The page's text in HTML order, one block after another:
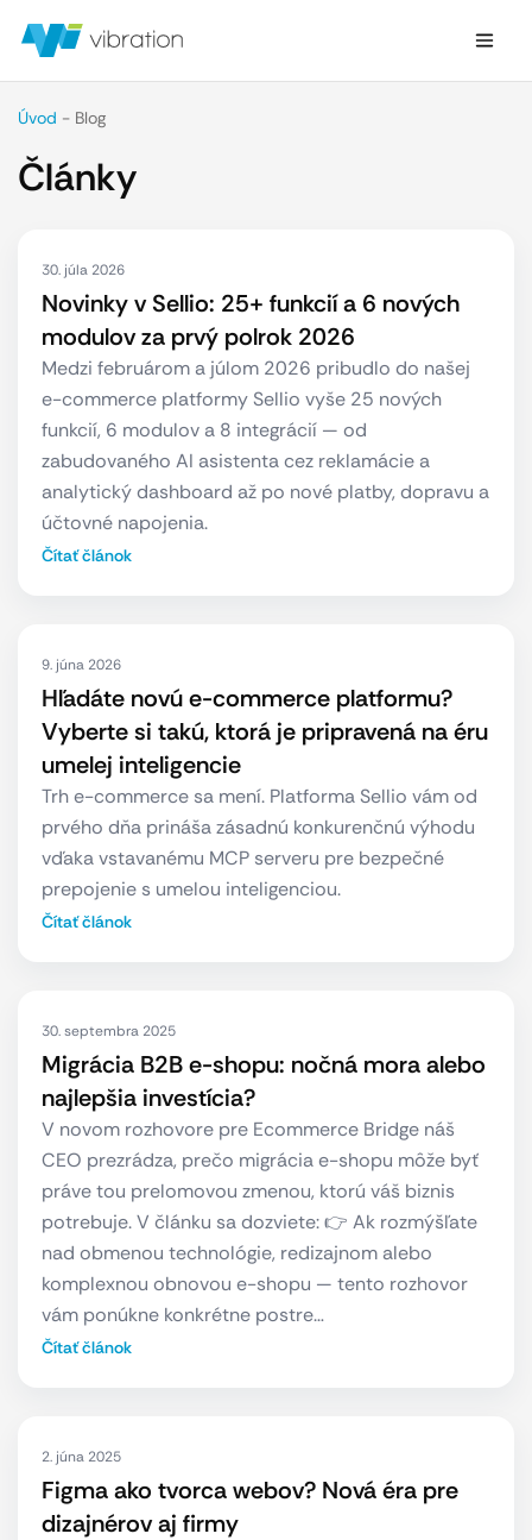
Úvod - Blog
Články
30. júla 2026
Novinky v Sellio: 25+ funkcií a 6 nových
modulov za prvý polrok 2026
Medzi februárom a júlom 2026 pribudlo do našej
e-commerce platformy Sellio vyše 25 nových
funkcií, 6 modulov a 8 integrácií — od
zabudovaného AI asistenta cez reklamácie a
analytický dashboard až po nové platby, dopravu a
účtovné napojenia.
Čítať článok
9. júna 2026
Hľadáte novú e-commerce platformu?
Vyberte si takú, ktorá je pripravená na éru
umelej inteligencie
Trh e-commerce sa mení. Platforma Sellio vám od
prvého dňa prináša zásadnú konkurenčnú výhodu
vďaka vstavanému MCP serveru pre bezpečné
prepojenie s umelou inteligenciou.
Čítať článok
30. septembra 2025
Migrácia B2B e-shopu: nočná mora alebo
najlepšia investícia?
V novom rozhovore pre Ecommerce Bridge náš
CEO prezrádza, prečo migrácia e-shopu môže byť
práve tou prelomovou zmenou, ktorú váš biznis
potrebuje. V článku sa dozviete: 👉 Ak rozmýšľate
nad obmenou technológie, redizajnom alebo
komplexnou obnovou e-shopu — tento rozhovor
vám ponúkne konkrétne postre…
Čítať článok
2. júna 2025
Figma ako tvorca webov? Nová éra pre
dizajnérov aj firmy